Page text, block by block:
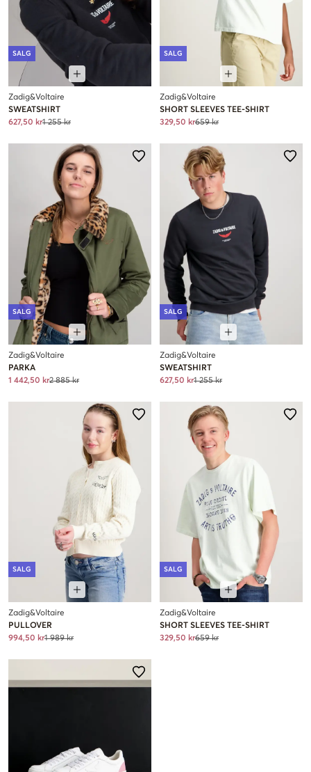
SALG
Zadig&Voltaire
SWEATSHIRT
627,50 kr1 255 kr
SALG
Zadig&Voltaire
SHORT SLEEVES TEE-SHIRT
329,50 kr659 kr
SALG
Zadig&Voltaire
PARKA
1 442,50 kr2 885 kr
SALG
Zadig&Voltaire
SWEATSHIRT
627,50 kr1 255 kr
SALG
Zadig&Voltaire
PULLOVER
994,50 kr1 989 kr
SALG
Zadig&Voltaire
SHORT SLEEVES TEE-SHIRT
329,50 kr659 kr